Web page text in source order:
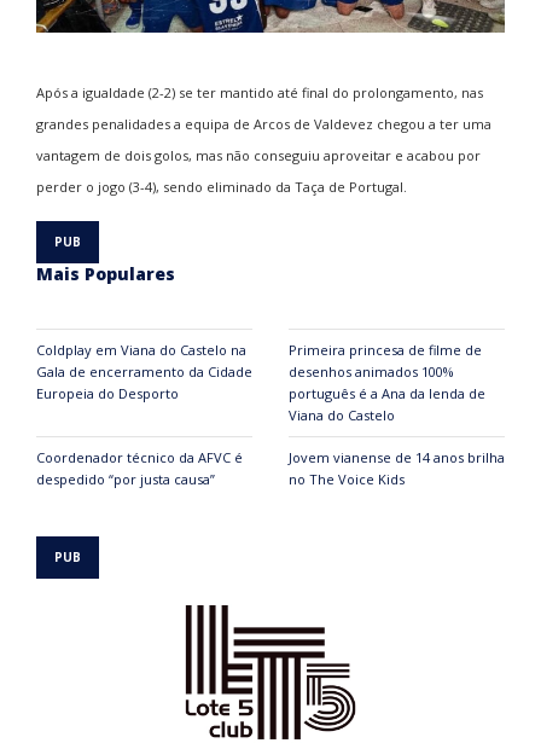
Após a igualdade (2-2) se ter mantido até final do prolongamento, nas
grandes penalidades a equipa de Arcos de Valdevez chegou a ter uma
vantagem de dois golos, mas não conseguiu aproveitar e acabou por
perder o jogo (3-4), sendo eliminado da Taça de Portugal.
Mais Populares
Coldplay em Viana do Castelo na
Gala de encerramento da Cidade
Europeia do Desporto
Primeira princesa de filme de
desenhos animados 100%
português é a Ana da lenda de
Viana do Castelo
Coordenador técnico da AFVC é
despedido “por justa causa”
Jovem vianense de 14 anos brilha
no The Voice Kids